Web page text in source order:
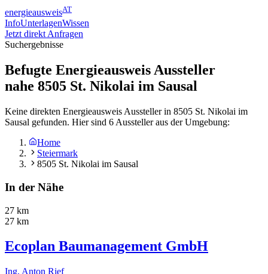
energieausweisAT
InfoUnterlagenWissen
Jetzt direkt Anfragen
Suchergebnisse
Befugte Energieausweis Aussteller
nahe 8505 St. Nikolai im Sausal
Keine direkten Energieausweis Aussteller in 8505 St. Nikolai im
Sausal gefunden. Hier sind 6 Aussteller aus der Umgebung:
Home
Steiermark
8505 St. Nikolai im Sausal
In der Nähe
27 km
27 km
Ecoplan Baumanagement GmbH
Ing. Anton Rief